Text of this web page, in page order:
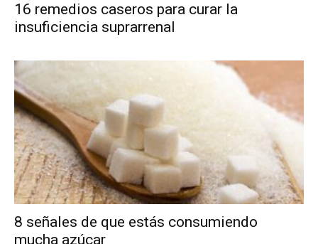
16 remedios caseros para curar la
insuficiencia suprarrenal
8 señales de que estás consumiendo
mucha azúcar